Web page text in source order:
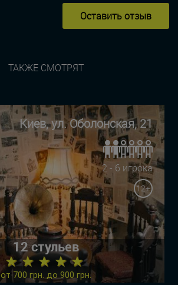
Оставить отзыв
ТАКЖЕ СМОТРЯТ
Киев, ул. Оболонская, 21
2 - 6 игрока
12+
12 стульев
★ ★ ★ ★ ★
от 700 грн. до 900 грн.